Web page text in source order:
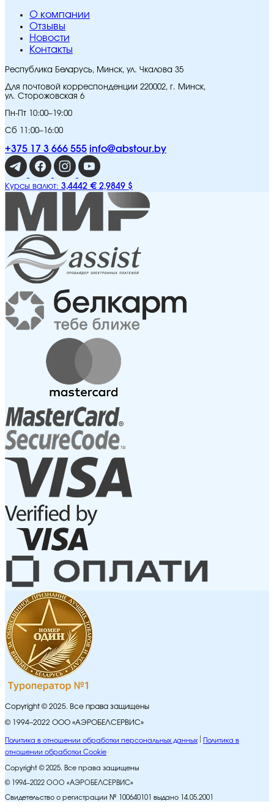
O компании
Отзывы
Новости
Контакты
Республика Беларусь, Минск, ул. Чкалова 35
Для почтовой корреспонденции 220002, г. Минск,
ул. Сторожовская 6
Пн-Пт 10:00–19:00
Сб 11:00–16:00
+375 17 3 666 555 info@abstour.by
Курсы валют: 3,4442 € 2,9849 $
Copyright © 2025. Все права защищены
© 1994–2022 ООО «АЭРОБЕЛСЕРВИС»
Политика в отношении обработки персональных данных
Политика в
отношении обработки Cookie
Copyright © 2025. Все права защищены
© 1994–2022 ООО «АЭРОБЕЛСЕРВИС»
Свидетельство о регистрации № 100640101 выдано 14.05.2001